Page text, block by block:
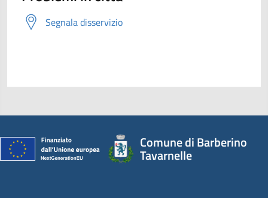
Segnala disservizio
Comune di Barberino
Tavarnelle